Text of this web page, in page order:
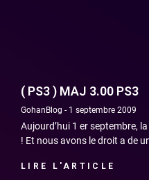
( PS3 ) MAJ 3.00 PS3
GohanBlog 1 septembre 2009
Aujourd’hui 1 er septembre,
! Et nous avons le droit a de
LIRE L'ARTICLE